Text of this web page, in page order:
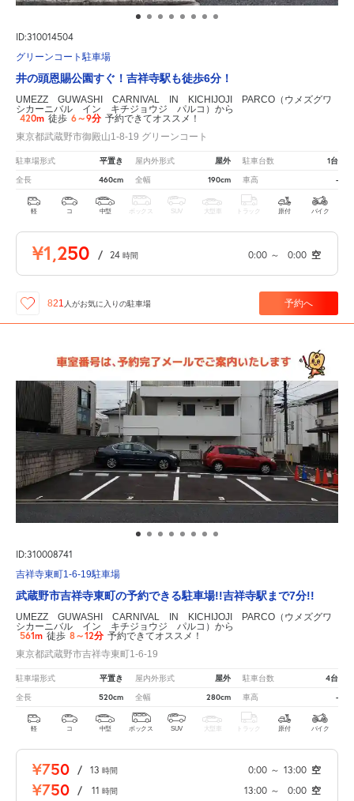
ID:310014504
グリーンコート駐車場
井の頭恩賜公園すぐ！吉祥寺駅も徒歩6分！
UMEZZ GUWASHI CARNIVAL IN KICHIJOJI PARCO（ウメズグワ
シカーニバル イン キチジョウジ パルコ）から
420m 徒歩 6～9分 予約できてオススメ！
東京都武蔵野市御殿山1-8-19 グリーンコート
駐車場形式 平置き 屋内外形式 屋外 駐車台数 1台
全長 460cm 全幅 190cm 車高 -
軽 コ 中型 ボックス SUV 大型車 トラック 原付 バイク
¥1,250 / 24 時間 0:00 ～ 0:00 空
821 人がお気に入りの駐車場 予約へ
ID:310008741
吉祥寺東町1-6-19駐車場
武蔵野市吉祥寺東町の予約できる駐車場!!吉祥寺駅まで7分!!
UMEZZ GUWASHI CARNIVAL IN KICHIJOJI PARCO（ウメズグワ
シカーニバル イン キチジョウジ パルコ）から
561m 徒歩 8～12分 予約できてオススメ！
東京都武蔵野市吉祥寺東町1-6-19
駐車場形式 平置き 屋内外形式 屋外 駐車台数 4台
全長 520cm 全幅 280cm 車高 -
軽 コ 中型 ボックス SUV 大型車 トラック 原付 バイク
¥750 / 13 時間 0:00 ～ 13:00 空
¥750 / 11 時間 13:00 ～ 0:00 空